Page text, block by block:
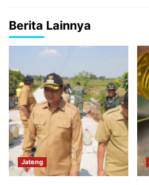
Berita Lainnya
Jateng